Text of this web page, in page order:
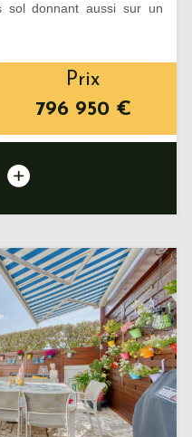
sol donnant aussi sur un
Prix
796 950 €